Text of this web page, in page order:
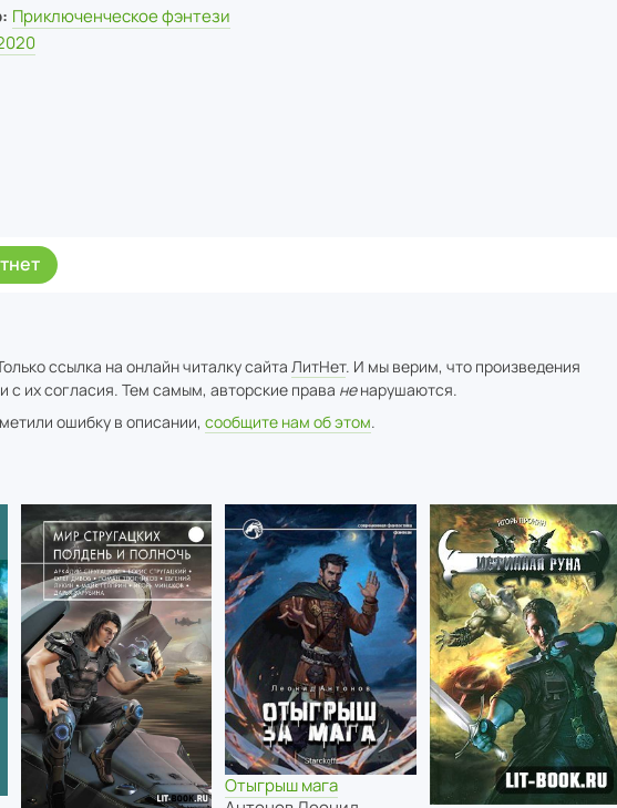
Приключенческое фэнтези
ссылка на онлайн читалку сайта ЛитНет. И мы верим, что произведения
их согласия. Тем самым, авторские права ненарушаются.
ошибку в описании, сообщите нам об этом.
Отыгрыш мага